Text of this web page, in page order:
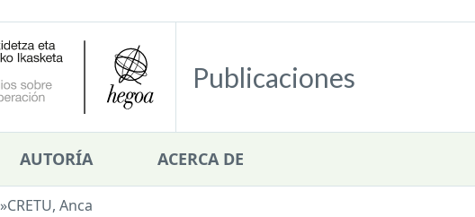
Publicaciones
AUTORÍA ACERCA DE
»CRETU, Anca